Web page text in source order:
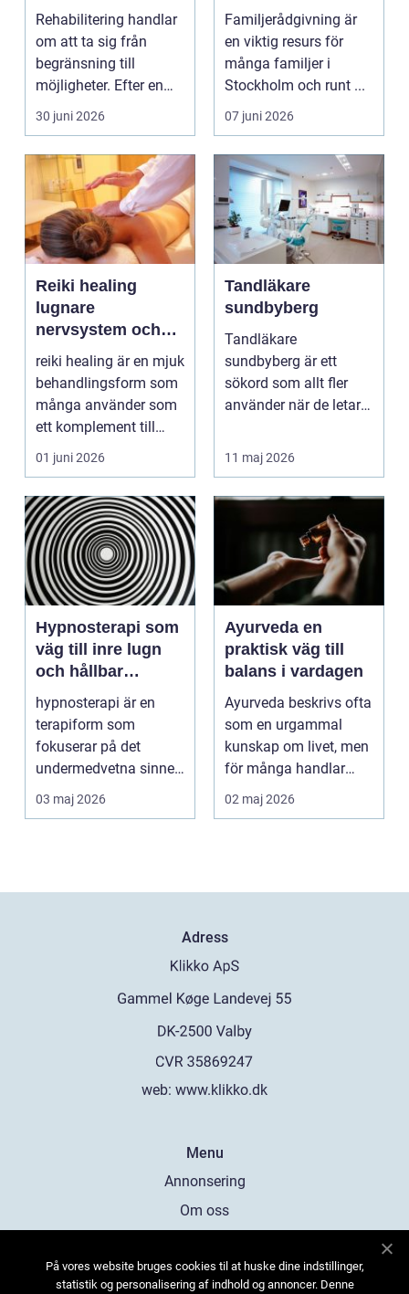
balans
Rehabilitering handlar
om att ta sig från
begränsning till
möjligheter. Efter en
skada, sjukdom elle...
30 juni 2026
och din familj
Familjerådgivning är
en viktig resurs för
många familjer i
Stockholm och runt ...
07 juni 2026
Reiki healing
lugnare
nervsystem och
mer balans i
vardagen
reiki healing är en mjuk
behandlingsform som
många använder som
ett komplement till
annan vård. Foku...
01 juni 2026
Tandläkare
sundbyberg
Tandläkare
sundbyberg är ett
sökord som allt fler
använder när de letar
tillgänglig ...
11 maj 2026
Hypnosterapi som
väg till inre lugn
och hållbar
förändring
hypnosterapi är en
terapiform som
fokuserar på det
undermedvetna sinnet
för att skapa djup och
hållb...
03 maj 2026
Ayurveda en
praktisk väg till
balans i vardagen
Ayurveda beskrivs ofta
som en urgammal
kunskap om livet, men
för många handlar
frågan om något
betyd...
02 maj 2026
Adress
web: www.klikko.dk
Menu
Annonsering
Om oss
Kontakta oss
På vores website bruges cookies til at huske dine indstillinger,
statistik og personalisering af indhold og annoncer. Denne